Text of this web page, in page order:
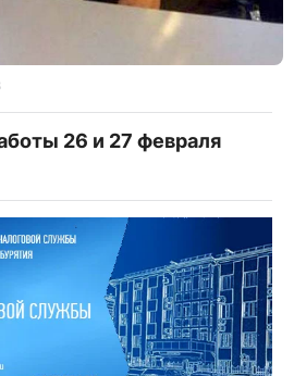
26 и 27 февраля